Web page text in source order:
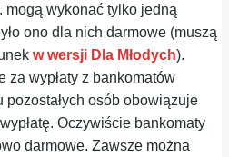
mogą wykonać tylko jedną
ono dla nich darmowe (muszą
w wersji Dla Młodych).
za wypłaty z bankomatów
pozostałych osób obowiązuje
Oczywiście bankomaty
darmowe. Zawsze można